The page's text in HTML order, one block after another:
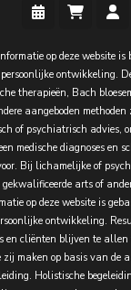
op deze website is
ontwikkeling.
therapieën, Bach
aangeboden
of psychiatrisch advies,
medische diagnoses en
Bij lichamelijke of
arts of
op deze website is
ontwikkeling.
en cliënten blijven te
zij maken op basis van de
Holistische